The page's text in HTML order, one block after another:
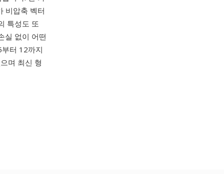
비압축 벡터
특성도 또
실 없이 어떤
터 12까지
며 최신 형